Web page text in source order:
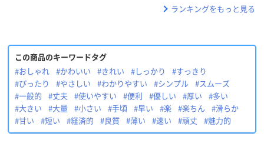
ランキングをもっと見る
この商品のキーワードタグ
#おしゃれ #かわいい #きれい #しっかり
#すっきり
#ぴったり
#やさしい #わかりやすい #シンプル
#スムーズ
#一般的
#丈夫 #使いやすい #便利 #優しい #厚い
#多い
#大きい
#大量 #小さい #手頃 #早い #楽 #楽ちん #滑らか
#甘い
#短い #経済的 #良質 #薄い #速い #頑丈 #魅力的